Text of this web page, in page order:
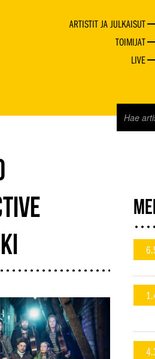
ARTISTIT JA JULKAISUT
TOIMIJAT
LIVE